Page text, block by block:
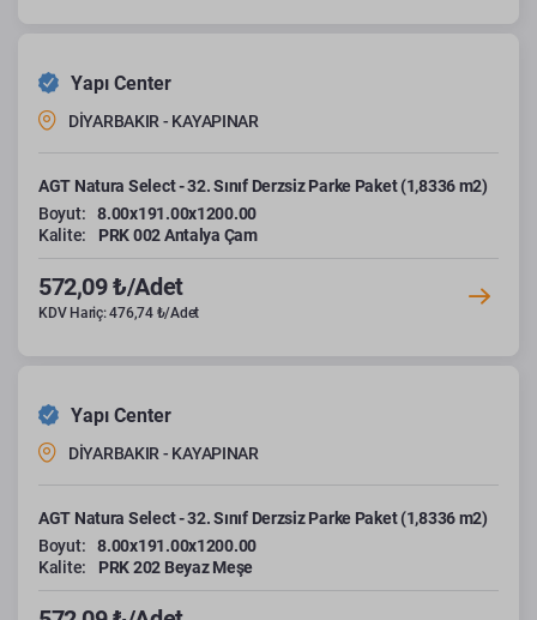
Yapı Center
DİYARBAKIR - KAYAPINAR
AGT Natura Select - 32. Sınıf Derzsiz Parke Paket (1,8336 m2)
Boyut:
8.00x191.00x1200.00
Kalite:
PRK 002 Antalya Çam
572,09 ₺/Adet
KDV Hariç: 476,74 ₺/Adet
Yapı Center
DİYARBAKIR - KAYAPINAR
AGT Natura Select - 32. Sınıf Derzsiz Parke Paket (1,8336 m2)
Boyut:
8.00x191.00x1200.00
Kalite:
PRK 202 Beyaz Meşe